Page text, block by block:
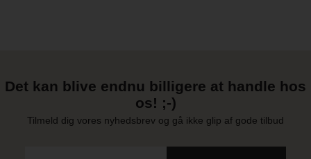
Det kan blive endnu billigere at handle hos
os! ;-)
Tilmeld dig vores nyhedsbrev og gå ikke glip af gode tilbud